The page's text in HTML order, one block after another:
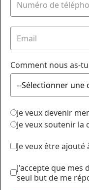
Comment nous as-
Je veux devenir
Je veux soutenir la
Je veux être
J'accepte que mes
seul but de me